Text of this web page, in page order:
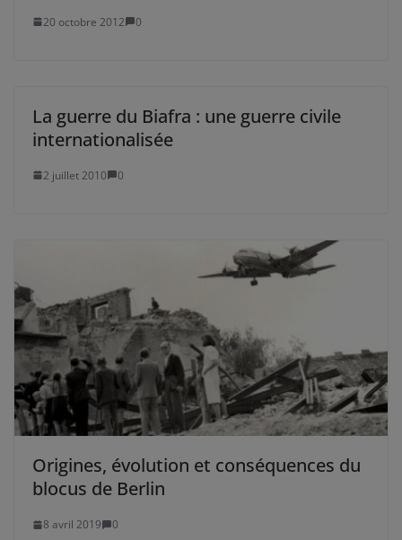
20 octobre 2012 0
La guerre du Biafra : une guerre civile
internationalisée
2 juillet 2010 0
Origines, évolution et conséquences du
blocus de Berlin
8 avril 2019 0